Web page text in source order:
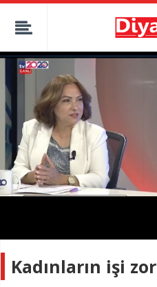
Kadınların işi zor